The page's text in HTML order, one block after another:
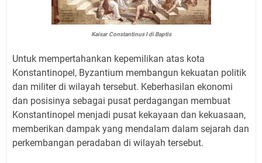
Kaisar Constantinus I di Baptis
Untuk mempertahankan kepemilikan atas kota
Konstantinopel, Byzantium membangun kekuatan politik
dan militer di wilayah tersebut. Keberhasilan ekonomi
dan posisinya sebagai pusat perdagangan membuat
Konstantinopel menjadi pusat kekayaan dan kekuasaan,
memberikan dampak yang mendalam dalam sejarah dan
perkembangan peradaban di wilayah tersebut.